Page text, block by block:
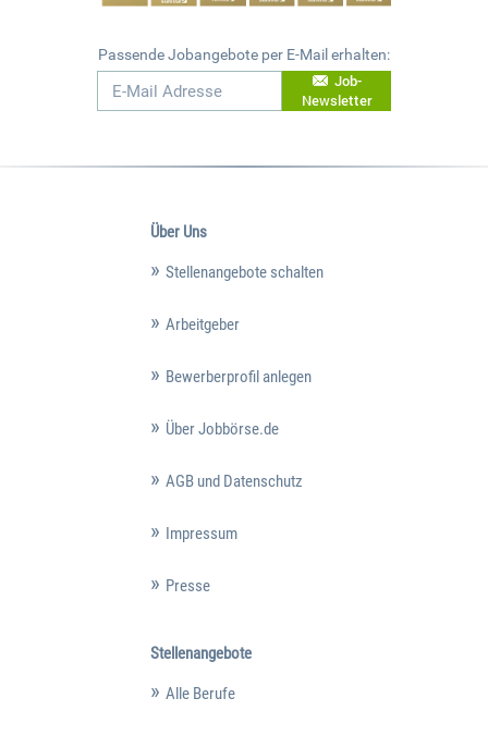
Passende Jobangebote per E-Mail erhalten:
Job-
Newsletter
Über Uns
Stellenangebote schalten
Arbeitgeber
Bewerberprofil anlegen
Über Jobbörse.de
AGB und Datenschutz
Impressum
Presse
Stellenangebote
Alle Berufe